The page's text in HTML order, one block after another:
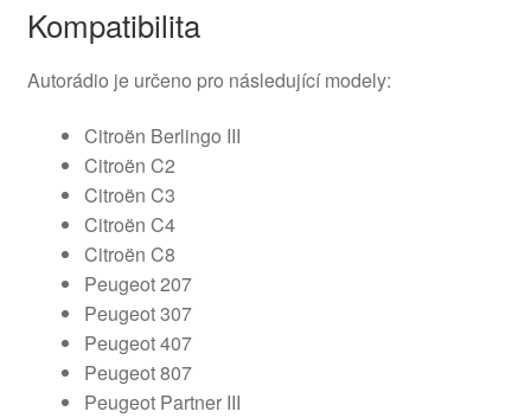
Kompatibilita
Autorádio je určeno pro následující modely:
Citroën Berlingo III
Citroën C2
Citroën C3
Citroën C4
Citroën C8
Peugeot 207
Peugeot 307
Peugeot 407
Peugeot 807
Peugeot Partner III